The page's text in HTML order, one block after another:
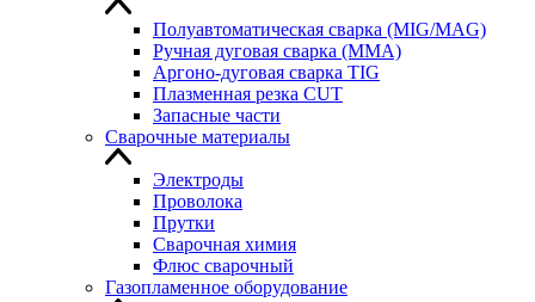
Полуавтоматическая сварка (MIG/MAG)
Ручная дуговая сварка (MMA)
Аргоно-дуговая сварка TIG
Плазменная резка CUT
Запасные части
Сварочные материалы
Электроды
Проволока
Прутки
Сварочная химия
Флюс сварочный
Газопламенное оборудование